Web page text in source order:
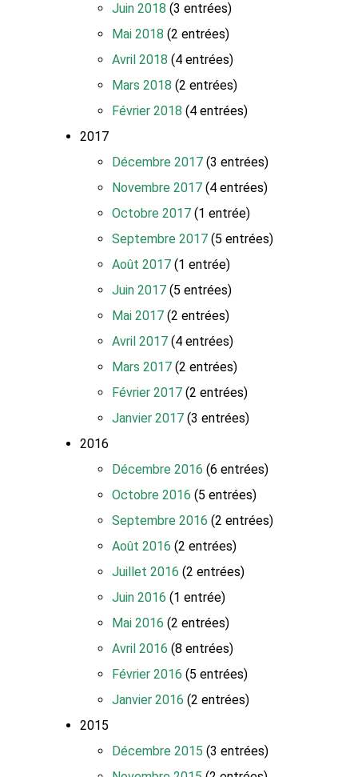
Juin 2018 (3 entrées)
Mai 2018 (2 entrées)
Avril 2018 (4 entrées)
Mars 2018 (2 entrées)
Février 2018 (4 entrées)
2017
Décembre 2017 (3 entrées)
Novembre 2017 (4 entrées)
Octobre 2017 (1 entrée)
Septembre 2017 (5 entrées)
Août 2017 (1 entrée)
Juin 2017 (5 entrées)
Mai 2017 (2 entrées)
Avril 2017 (4 entrées)
Mars 2017 (2 entrées)
Février 2017 (2 entrées)
Janvier 2017 (3 entrées)
2016
Décembre 2016 (6 entrées)
Octobre 2016 (5 entrées)
Septembre 2016 (2 entrées)
Août 2016 (2 entrées)
Juillet 2016 (2 entrées)
Juin 2016 (1 entrée)
Mai 2016 (2 entrées)
Avril 2016 (8 entrées)
Février 2016 (5 entrées)
Janvier 2016 (2 entrées)
2015
Décembre 2015 (3 entrées)